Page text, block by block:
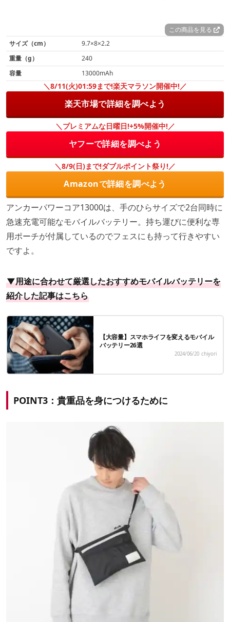
この商品を見る
サイズ（cm）
9.7×8×2.2
重量（g）
240
容量
13000mAh
＼8/11(火)01:59まで!楽天マラソン開催中!／
楽天市場で詳細を調べよう
＼プレミアムな日曜日!+5%開催中!／
ヤフーで詳細を調べよう
＼8/9(日)まで!ダブルポイント祭り!／
Amazonで詳細を調べよう
アンカーパワーコア13000は、手のひらサイズで2台同時に
急速充電可能なモバイルバッテリー。持ち運びに便利な専
用ポーチが付属しているのでフェスにも持って行きやすい
ですよ。
▼用途に合わせて厳選したおすすめモバイルバッテリーを
紹介した記事はこちら
【大容量】スマホライフを変えるモバイル
バッテリー26選
2024/06/20 chiyori
POINT3：貴重品を身につけるために